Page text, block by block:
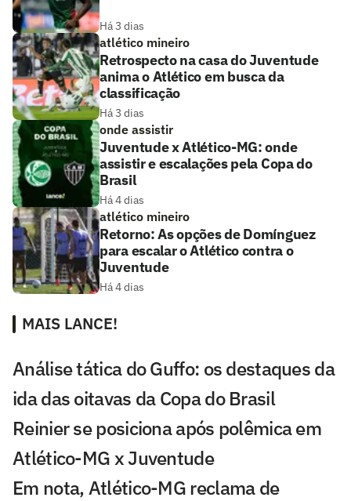
Há 3 dias
atlético mineiro
Retrospecto na casa do Juventude
anima o Atlético em busca da
classificação
Há 3 dias
onde assistir
Juventude x Atlético-MG: onde
assistir e escalações pela Copa do
Brasil
Há 4 dias
atlético mineiro
Retorno: As opções de Domínguez
para escalar o Atlético contra o
Juventude
Há 4 dias
MAIS LANCE!
Análise tática do Guffo: os destaques da
ida das oitavas da Copa do Brasil
Reinier se posiciona após polêmica em
Atlético-MG x Juventude
Em nota, Atlético-MG reclama de